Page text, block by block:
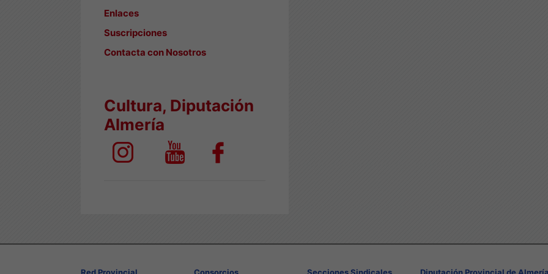
Enlaces
Suscripciones
Contacta con Nosotros
Cultura, Diputación
Almería